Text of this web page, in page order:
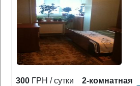
300 ГРН / сутки 2-комнатная